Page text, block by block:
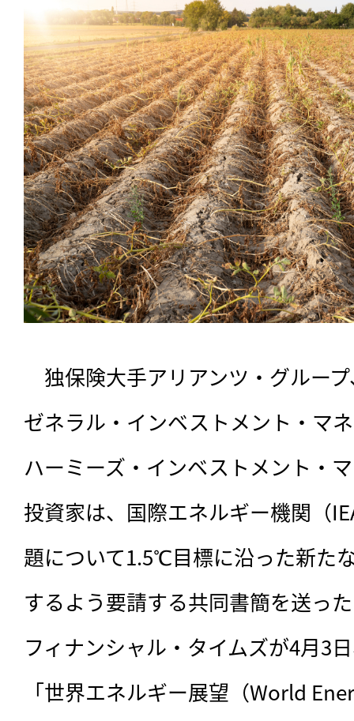
独保険大手アリアンツ・グルー
ゼネラル・インベストメント・マ
ハーミーズ・インベストメント・
投資家は、国際エネルギー機関（
題について1.5℃目標に沿った新た
するよう要請する共同書簡を送っ
フィナンシャル・タイムズが4月3
「世界エネルギー展望（World